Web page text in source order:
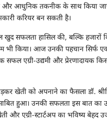
और आधुनिक तकनीक के साथ किया
करियर बन सकती है।
खुद सफलता हासिल की, बल्कि हजारों
भी किया। आज उनकी पहचान सिर्फ
सफल एग्री-उद्यमी और प्रेरणादायक
खेती को अपनाने का फैसला डॉ.
हुआ। उनकी सफलता इस बात का
और एग्री-स्टार्टअप का भविष्य बेहद